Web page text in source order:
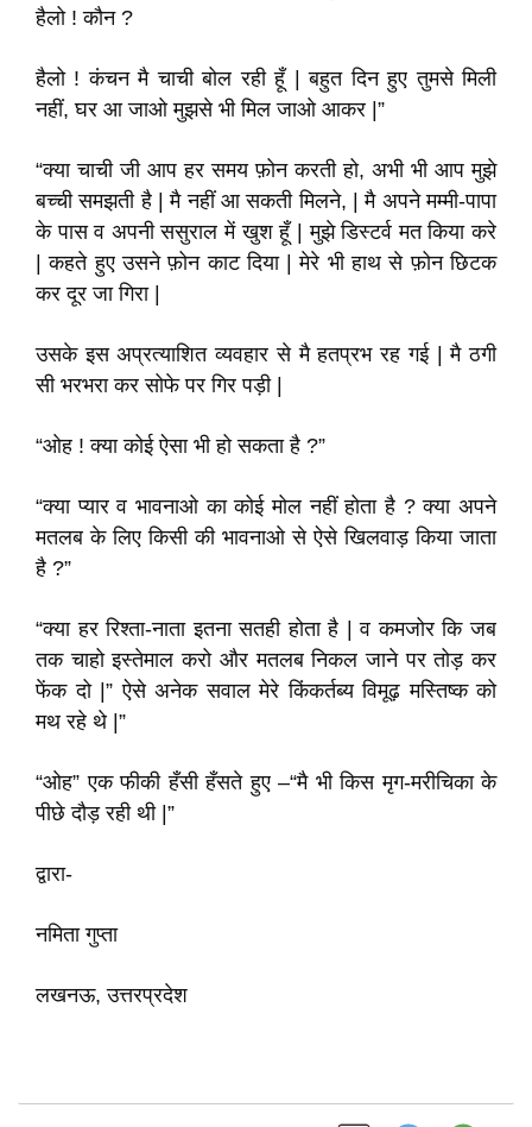
हैलो ! कौन ?
हैलो ! कंचन मै चाची बोल रही हूँ | बहुत दिन हुए तुमसे मिली
नहीं, घर आ जाओ मुझसे भी मिल जाओ आकर |”
“क्या चाची जी आप हर समय फ़ोन करती हो, अभी भी आप मुझे
बच्ची समझती है | मै नहीं आ सकती मिलने, | मै अपने मम्मी-पापा
के पास व अपनी ससुराल में खुश हूँ | मुझे डिस्टर्व मत किया करे
| कहते हुए उसने फ़ोन काट दिया | मेरे भी हाथ से फ़ोन छिटक
कर दूर जा गिरा |
उसके इस अप्रत्याशित व्यवहार से मै हतप्रभ रह गई | मै ठगी
सी भरभरा कर सोफे पर गिर पड़ी |
“ओह ! क्या कोई ऐसा भी हो सकता है ?”
“क्या प्यार व भावनाओ का कोई मोल नहीं होता है ? क्या अपने
मतलब के लिए किसी की भावनाओ से ऐसे खिलवाड़ किया जाता
है ?”
“क्या हर रिश्ता-नाता इतना सतही होता है | व कमजोर कि जब
तक चाहो इस्तेमाल करो और मतलब निकल जाने पर तोड़ कर
फेंक दो |” ऐसे अनेक सवाल मेरे किंकर्तब्य विमूढ़ मस्तिष्क को
मथ रहे थे |”
“ओह” एक फीकी हँसी हँसते हुए –“मै भी किस मृग-मरीचिका के
पीछे दौड़ रही थी |”
द्वारा-
नमिता गुप्ता
लखनऊ, उत्तरप्रदेश